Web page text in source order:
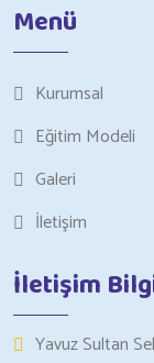
Menü
Kurumsal
Eğitim Modeli
Galeri
İletişim
İletişim
Yavuz Sultan